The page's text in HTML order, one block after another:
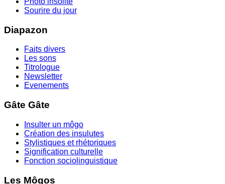
Sourire du jour
Diapazon
Faits divers
Les sons
Titrologue
Newsletter
Evenements
Gâte Gâte
Insulter un môgo
Création des insulutes
Stylistiques et rhétoriques
Signification culturelle
Fonction sociolinguistique
Les Môgos